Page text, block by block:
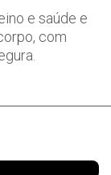
e saúde e
com